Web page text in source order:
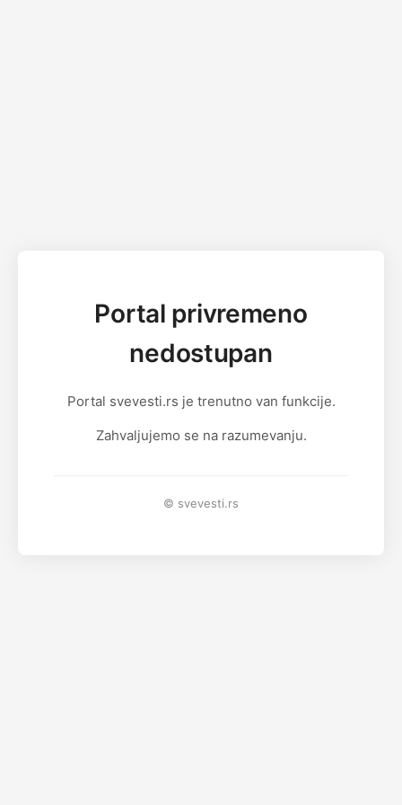
Portal privremeno
nedostupan
Portal svevesti.rs je trenutno van funkcije.
Zahvaljujemo se na razumevanju.
© svevesti.rs